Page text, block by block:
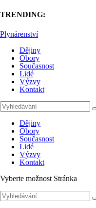
TRENDING:
Plynárenství
Dějiny
Obory
Současnost
Lidé
Výzvy
Kontakt
Dějiny
Obory
Současnost
Lidé
Výzvy
Kontakt
Vyberte možnost Stránka